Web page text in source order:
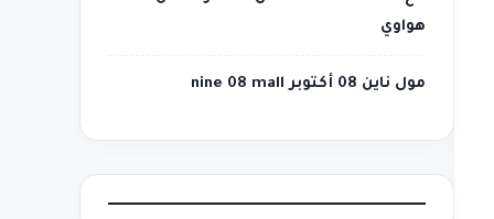
هواوي
مول ناين 08 أكتوبر nine 08 mall